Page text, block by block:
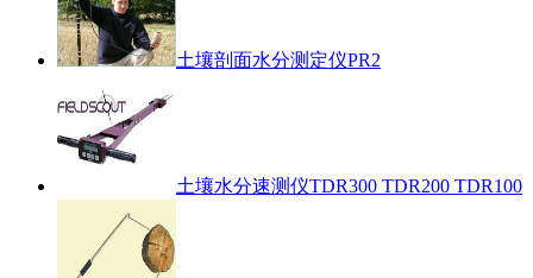
土壤剖面水分测定仪PR2
土壤水分速测仪TDR300 TDR200 TDR100